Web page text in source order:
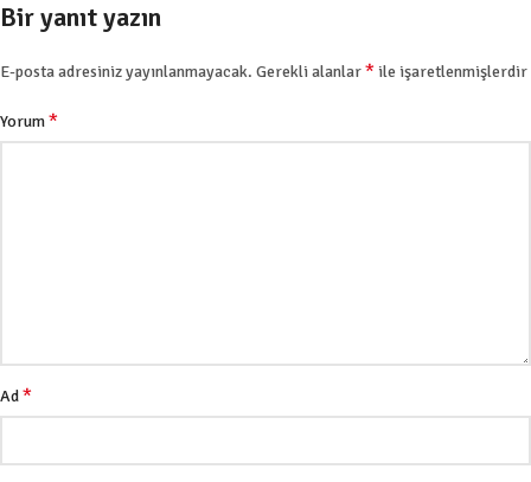
Bir yanıt yazın
E-posta adresiniz yayınlanmayacak. Gerekli alanlar* ile işaretlenmişlerdir
Yorum*
Ad*